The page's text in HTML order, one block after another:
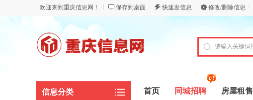
欢迎来到重庆信息网！ 保存到桌面 快速发信息 修改/删除信息
信息分类 首页 同城招聘 房屋租售